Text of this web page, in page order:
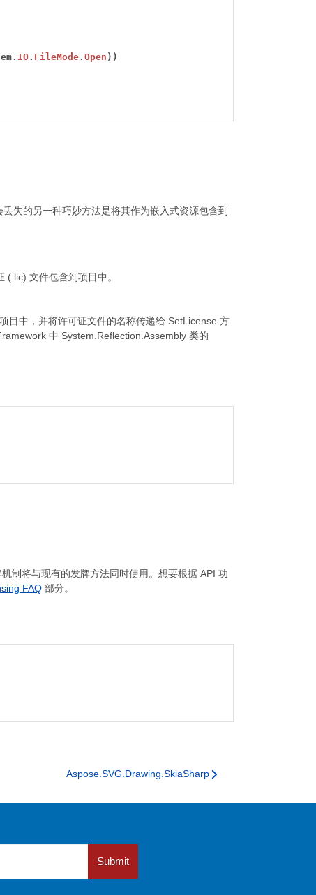
IO. FileMode.Open ))
失的另一种巧妙方法是将其作为嵌入式资源包含到
(.lic) 文件包含到项目中。
目中，并将许可证文件的名称传递给 SetLicense 方
中 System.Reflection.Assembly 类的
制将与现有的发牌方法同时使用。想要根据 API 功
FAQ 部分。
Aspose.SVG.Drawing.SkiaSharp
Submit